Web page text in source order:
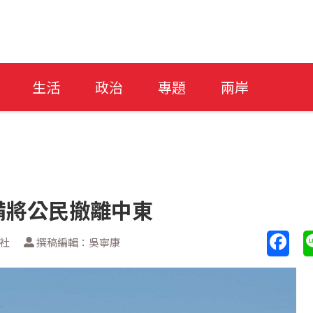
生活 政治 專題 兩岸
公民撤離中東
撰稿編輯：吳寧康